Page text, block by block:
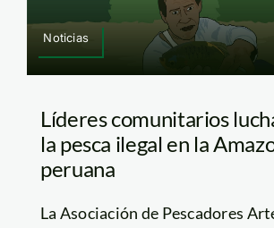
Noticias
Líderes comunitarios
la pesca ilegal en la
peruana
La Asociación de Pescadores